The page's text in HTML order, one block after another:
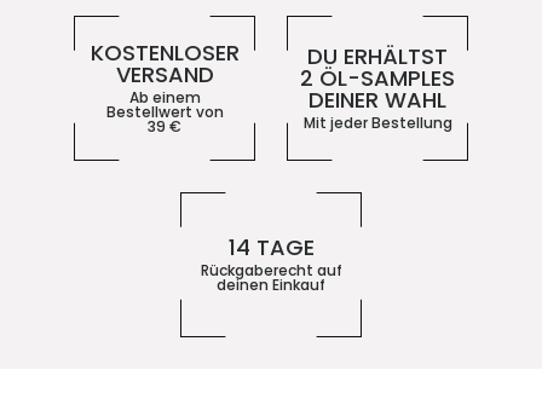
KOSTENLOSER
VERSAND
Ab einem
Bestellwert von
39 €
DU ERHÄLTST
2 ÖL-SAMPLES
DEINER WAHL
Mit jeder Bestellung
14 TAGE
Rückgaberecht auf
deinen Einkauf